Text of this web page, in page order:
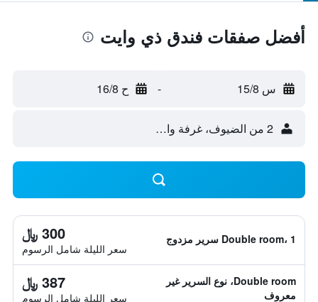
أفضل صفقات فندق ذي وايت
س 15/8 - ح 16/8
2 من الضيوف، غرفة واحدة
Double room، 1 سرير مزدوج 300 ﷼
سعر الليلة شامل الرسوم
Double room، نوع السرير غير
معروف
387 ﷼
سعر الليلة شامل الرسوم